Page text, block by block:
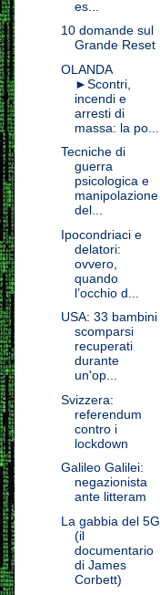
es...
10 domande sul
Grande Reset
OLANDA
►Scontri,
incendi e
arresti di
massa: la po...
Tecniche di
guerra
psicologica e
manipolazione
del...
Ipocondriaci e
delatori:
ovvero,
quando
l’occhio d...
USA: 33 bambini
scomparsi
recuperati
durante
un'op...
Svizzera:
referendum
contro i
lockdown
Galileo Galilei:
negazionista
ante litteram
La gabbia del 5G
(il
documentario
di James
Corbett)